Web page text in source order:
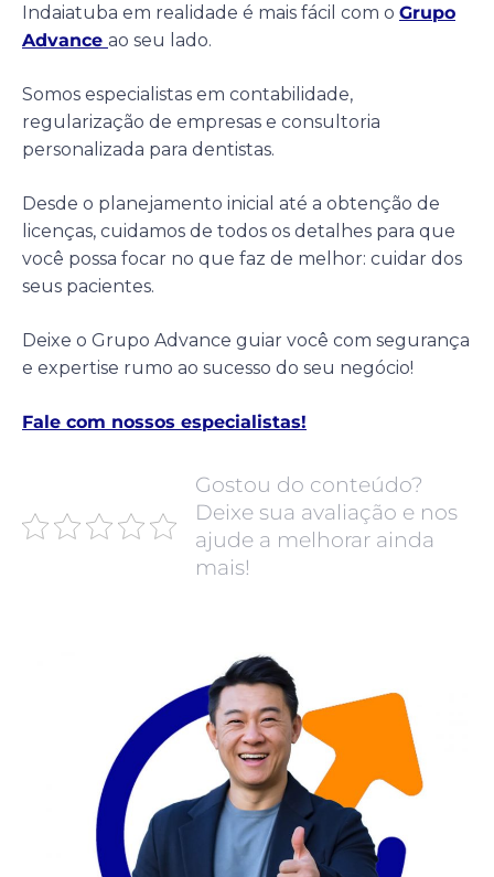
Indaiatuba em realidade é mais fácil com o Grupo
Advance ao seu lado.
Somos especialistas em contabilidade,
regularização de empresas e consultoria
personalizada para dentistas.
Desde o planejamento inicial até a obtenção de
licenças, cuidamos de todos os detalhes para que
você possa focar no que faz de melhor: cuidar dos
seus pacientes.
Deixe o Grupo Advance guiar você com segurança
e expertise rumo ao sucesso do seu negócio!
Fale com nossos especialistas!
Gostou do conteúdo?
Deixe sua avaliação e nos
ajude a melhorar ainda
mais!